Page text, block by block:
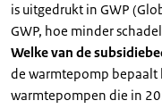
is uitgedrukt in GWP
GWP, hoe minder
Welke van de
de warmtepomp bepaalt
warmtepompen die in